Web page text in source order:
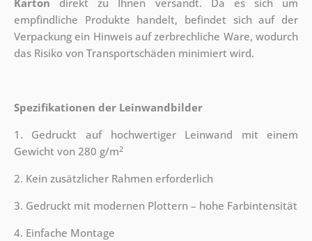
Karton direkt zu Ihnen versandt. Da es sich um
empfindliche Produkte handelt, befindet sich auf der
Verpackung ein Hinweis auf zerbrechliche Ware, wodurch
das Risiko von Transportschäden minimiert wird.
Spezifikationen der Leinwandbilder
1. Gedruckt auf hochwertiger Leinwand mit einem
Gewicht von 280 g/m2
2. Kein zusätzlicher Rahmen erforderlich
3. Gedruckt mit modernen Plottern – hohe Farbintensität
4. Einfache Montage